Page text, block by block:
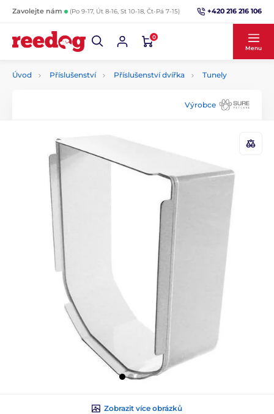
Zavolejte nám (Po 9-17, Út 8-16, St 10-18, Čt-Pá 7-15) +420 216 216 106
0
Menu
Úvod Příslušenství Příslušenství dvířka Tunely
Výrobce
Zobrazit více obrázků